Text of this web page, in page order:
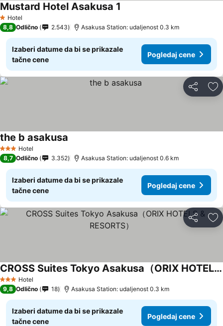
1 Zvezdice
Hotel
Mustard Hotel Asakusa 1
8,8 Odlično 2.543 Asakusa Station: udaljenost 0.3 km
Izaberi datume da bi se prikazale
tačne cene
Pogledaj cene
Deli
3 Zvezdice
Hotel
the b asakusa
8,7 Odlično 3.352 Asakusa Station: udaljenost 0.6 km
Izaberi datume da bi se prikazale
tačne cene
Pogledaj cene
Deli
3 Zvezdice
Hotel
CROSS Suites Tokyo Asakusa（ORIX HOTELS & RESORTS）
9,8 Odlično 18 Asakusa Station: udaljenost 0.3 km
Izaberi datume da bi se prikazale
tačne cene
Pogledaj cene